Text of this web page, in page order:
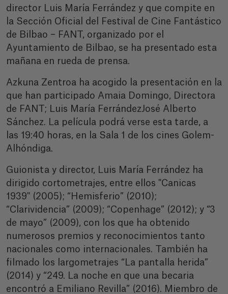
director Luis María Ferrández y que compite en
la Sección Oficial del Festival de Cine Fantástico
de Bilbao – FANT, organizado por el
Ayuntamiento de Bilbao, se ha presentado esta
mañana en rueda de prensa.
Azkuna Zentroa ha acogido la presentación en la
que han participado Amaia Domingo, Directora
de FANT; Luis María FerrándezJosé Alberto
Sánchez. La película podrá verse esta tarde, a
las 19:40 horas, en la Sala 1 de los cines Golem-
Alhóndiga.
Guionista y director, Luis María Ferrández ha
dirigido cortometrajes, entre ellos "Canicas
1939" (2005); “Hemisferio” (2010);
“Clarividencia” (2009); “Copenhage” (2012); y “3
de mayo” (2009), con los que ha obtenido
numerosos premios y reconocimientos tanto
nacionales como internacionales. También ha
filmado los largometrajes “La pantalla herida”
(2014) y “249. La noche en que una becaria
encontró a Emiliano Revilla” (2016). Miembro de